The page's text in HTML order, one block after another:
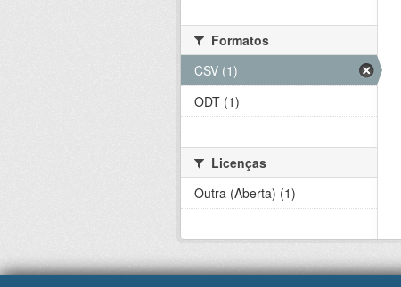
Formatos
CSV (1)
ODT (1)
Licenças
Outra (Aberta) (1)